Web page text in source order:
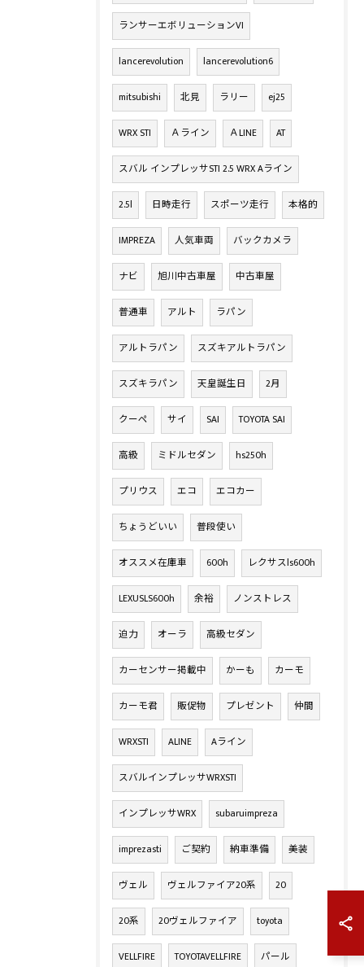
ランサーエボリューションVI
lancerevolution lancerevolution6
mitsubishi 北見 ラリー ej25
WRX STI Ａライン ＡLINE AT
スバル インプレッサSTI 2.5 WRX Aライン
2.5l 日時走行 スポーツ走行 本格的
IMPREZA 人気車両 バックカメラ
ナビ 旭川中古車屋 中古車屋
普通車 アルト ラパン
アルトラパン スズキアルトラパン
スズキラパン 天皇誕生日 2月
クーペ サイ SAI TOYOTA SAI
高級 ミドルセダン hs250h
プリウス エコ エコカー
ちょうどいい 普段使い
オススメ在庫車 600h レクサスls600h
LEXUSLS600h 余裕 ノンストレス
迫力 オーラ 高級セダン
カーセンサー掲載中 かーも カーモ
カーモ君 販促物 プレゼント 仲間
WRXSTI ALINE Aライン
スバルインプレッサWRXSTI
インプレッサWRX subaruimpreza
imprezasti ご契約 納車準備 美装
ヴェル ヴェルファイア20系 20
20系 20ヴェルファイア toyota
VELLFIRE TOYOTAVELLFIRE パール